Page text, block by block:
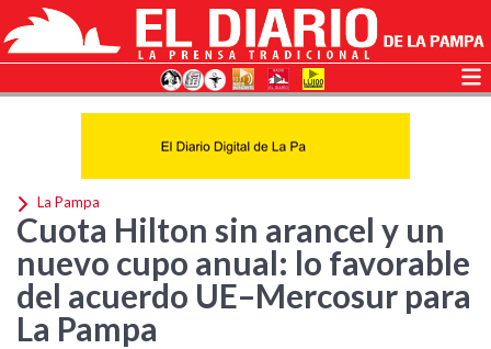
La Pampa
Cuota Hilton sin arancel y un
nuevo cupo anual: lo favorable
del acuerdo UE–Mercosur para
La Pampa